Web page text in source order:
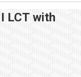
LCT with